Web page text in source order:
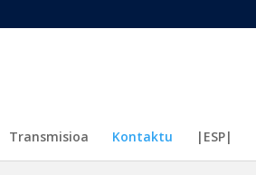
Transmisioa Kontaktu |ESP|